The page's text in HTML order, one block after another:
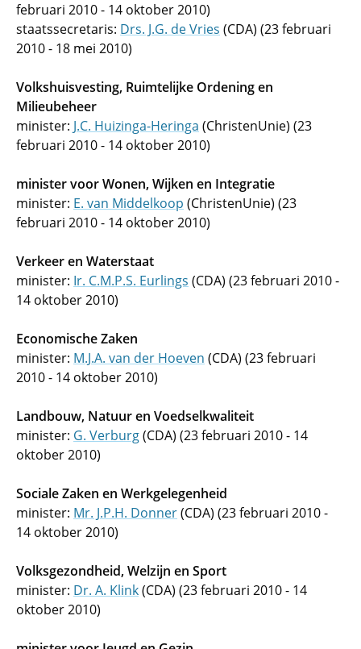
februari 2010 - 14 oktober 2010)
staatssecretaris: Drs. J.G. de Vries (CDA) (23 februari
2010 - 18 mei 2010)
Volkshuisvesting, Ruimtelijke Ordening en
Milieubeheer
minister: J.C. Huizinga-Heringa (ChristenUnie) (23
februari 2010 - 14 oktober 2010)
minister voor Wonen, Wijken en Integratie
minister: E. van Middelkoop (ChristenUnie) (23
februari 2010 - 14 oktober 2010)
Verkeer en Waterstaat
minister: Ir. C.M.P.S. Eurlings (CDA) (23 februari 2010 -
14 oktober 2010)
Economische Zaken
minister: M.J.A. van der Hoeven (CDA) (23 februari
2010 - 14 oktober 2010)
Landbouw, Natuur en Voedselkwaliteit
minister: G. Verburg(CDA) (23 februari 2010 - 14
oktober 2010)
Sociale Zaken en Werkgelegenheid
minister: Mr. J.P.H. Donner(CDA) (23 februari 2010 -
14 oktober 2010)
Volksgezondheid, Welzijn en Sport
minister: Dr. A. Klink(CDA) (23 februari 2010 - 14
oktober 2010)